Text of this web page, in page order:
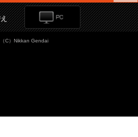
（C）Nikkan Gendai